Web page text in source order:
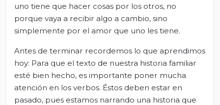
uno tiene que hacer cosas por los otros, no
porque vaya a recibir algo a cambio, sino
simplemente por el amor que uno les tiene.
Antes de terminar recordemos lo que aprendimos
hoy: Para que el texto de nuestra historia familiar
esté bien hecho, es importante poner mucha
atención en los verbos. Éstos deben estar en
pasado, pues estamos narrando una historia que